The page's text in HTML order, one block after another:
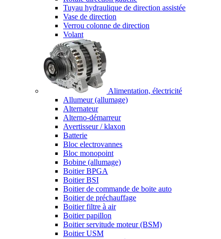
Tuyau hydraulique de direction assistée
Vase de direction
Verrou colonne de direction
Volant
Alimentation, électricité
Allumeur (allumage)
Alternateur
Alterno-démarreur
Avertisseur / klaxon
Batterie
Bloc electrovannes
Bloc monopoint
Bobine (allumage)
Boitier BPGA
Boitier BSI
Boitier de commande de boite auto
Boitier de préchauffage
Boitier filtre à air
Boitier papillon
Boitier servitude moteur (BSM)
Boitier USM